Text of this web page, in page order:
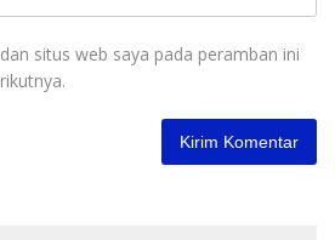
situs web saya pada peramban ini